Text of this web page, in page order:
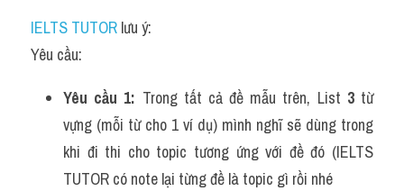
IELTS TUTOR lưu ý:
Yêu cầu:
Yêu cầu 1: Trong tất cả đề mẫu trên, List 3 từ
vựng (mỗi từ cho 1 ví dụ) mình nghĩ sẽ dùng trong
khi đi thi cho topic tương ứng với đề đó (IELTS
TUTOR có note lại từng đề là topic gì rồi nhé